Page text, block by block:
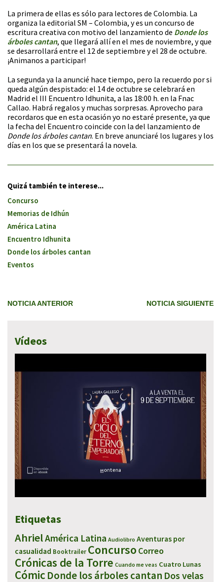
La primera de ellas es sólo para lectores de Colombia. La
organiza la editorial SM – Colombia, y es un concurso de
escritura creativa con motivo del lanzamiento de Donde los
árboles cantan, que llegará allí en el mes de noviembre, y que
se desarrollará entre el 12 de septiembre y el 28 de octubre.
¡Animanos a participar!
La segunda ya la anuncié hace tiempo, pero la recuerdo por si
queda algún despistado: el 14 de octubre se celebrará en
Madrid el III Encuentro Idhunita, a las 18:00 h. en la Fnac
Callao. Habrá regalos y muchas sorpresas. Aprovecho para
recordaros que en esta ocasión yo no estaré presente, ya que
la fecha del Encuentro coincide con la del lanzamiento de
Donde los árboles cantan. En breve anunciaré los lugares y los
días en los que se presentará la novela.
Quizá también te interese...
Concurso
Memorias de Idhún
América Latina
Encuentro Idhunita
Donde los árboles cantan
Eventos
NOTICIA ANTERIOR NOTICIA SIGUIENTE
Vídeos
Etiquetas
AhrielAmérica Latina Audiolibro Aventuras por
casualidad Booktrailer Concurso Correo
Crónicas de la Torre Cuando me veas Cuatro Lunas
Cómic Donde los árboles cantan Dos velas